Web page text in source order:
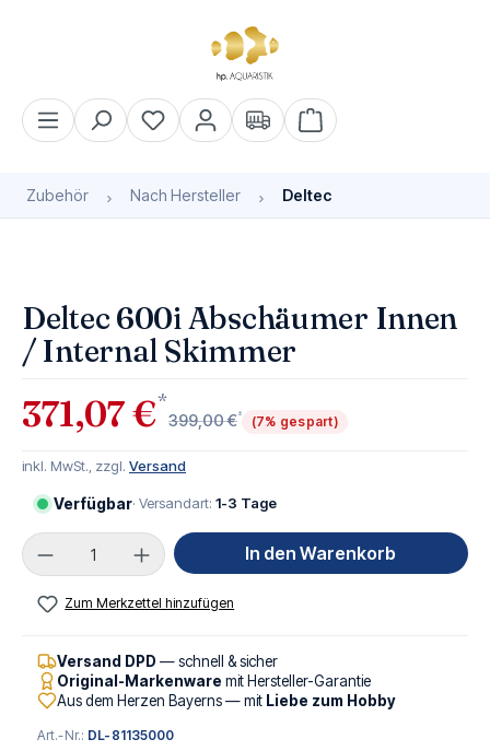
Warenkorb enthält 0
Zubehör Nach Hersteller Deltec
Deltec 600i Abschäumer Innen
/ Internal Skimmer
371,07 €*
399,00 €* (7% gespart)
inkl. MwSt., zzgl. Versand
Verfügbar· Versandart: 1-3 Tage
Produkt Anzahl: Gib den gewünschten Wert
In den Warenkorb
Zum Merkzettel hinzufügen
Versand DPD — schnell & sicher
Original-Markenware mit Hersteller-Garantie
Aus dem Herzen Bayerns — mit Liebe zum Hobby
Art.-Nr.: DL-81135000